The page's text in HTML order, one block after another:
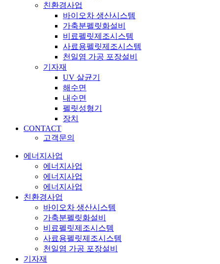
친환경사업
바이오차 생산시스템
가축분펠릿화설비
비료펠릿제조시스템
사료용펠릿제조시스템
천일염 가공 포장설비
기자재
UV 살균기
해수면
내수면
펠릿성형기
장치
CONTACT
고객문의
에너지사업
에너지사업
에너지사업
에너지사업
친환경사업
바이오차 생산시스템
가축분펠릿화설비
비료펠릿제조시스템
사료용펠릿제조시스템
천일염 가공 포장설비
기자재